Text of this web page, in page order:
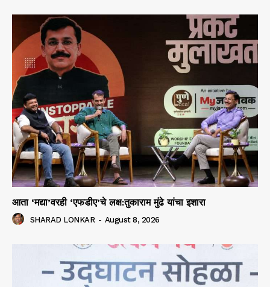
आता ‘मद्या’वरही ‘एफडीए’चे लक्ष:तुकाराम मुंढे यांचा इशारा
SHARAD LONKAR - August 8, 2026